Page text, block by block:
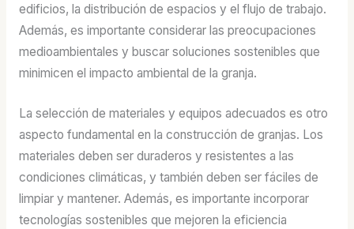
edificios, la distribución de espacios y el flujo de trabajo.
Además, es importante considerar las preocupaciones
medioambientales y buscar soluciones sostenibles que
minimicen el impacto ambiental de la granja.
La selección de materiales y equipos adecuados es otro
aspecto fundamental en la construcción de granjas. Los
materiales deben ser duraderos y resistentes a las
condiciones climáticas, y también deben ser fáciles de
limpiar y mantener. Además, es importante incorporar
tecnologías sostenibles que mejoren la eficiencia